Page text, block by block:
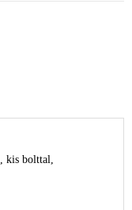
kis bolttal,